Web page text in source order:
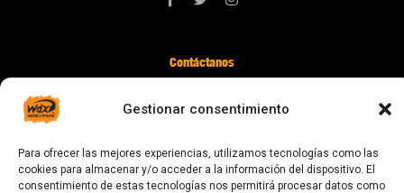
Gestionar consentimiento
Para ofrecer las mejores experiencias, utilizamos tecnologías como las
cookies para almacenar y/o acceder a la información del dispositivo. El
consentimiento de estas tecnologías nos permitirá procesar datos como
Contáctanos
digital@zonawind.com
Av. de la Mare de Déu de Montserrat, 115
08024 Barcelona